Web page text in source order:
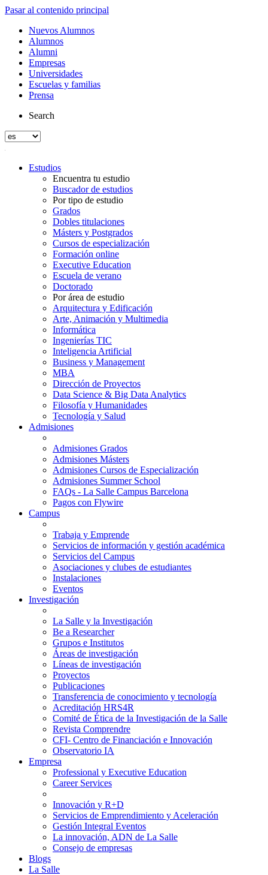
Pasar al contenido principal
Nuevos Alumnos
Alumnos
Alumni
Empresas
Universidades
Escuelas y familias
Prensa
Search
Estudios
Encuentra tu estudio
Buscador de estudios
Por tipo de estudio
Grados
Dobles titulaciones
Másters y Postgrados
Cursos de especialización
Formación online
Executive Education
Escuela de verano
Doctorado
Por área de estudio
Arquitectura y Edificación
Arte, Animación y Multimedia
Informática
Ingenierías TIC
Inteligencia Artificial
Business y Management
MBA
Dirección de Proyectos
Data Science & Big Data Analytics
Filosofía y Humanidades
Tecnología y Salud
Admisiones
Admisiones Grados
Admisiones Másters
Admisiones Cursos de Especialización
Admisiones Summer School
FAQs - La Salle Campus Barcelona
Pagos con Flywire
Campus
Trabaja y Emprende
Servicios de información y gestión académica
Servicios del Campus
Asociaciones y clubes de estudiantes
Instalaciones
Eventos
Investigación
La Salle y la Investigación
Be a Researcher
Grupos e Institutos
Áreas de investigación
Líneas de investigación
Proyectos
Publicaciones
Transferencia de conocimiento y tecnología
Acreditación HRS4R
Comité de Ética de la Investigación de la Salle
Revista Comprendre
CFI- Centro de Financiación e Innovación
Observatorio IA
Empresa
Professional y Executive Education
Career Services
Innovación y R+D
Servicios de Emprendimiento y Aceleración
Gestión Integral Eventos
La innovación, ADN de La Salle
Consejo de empresas
Blogs
La Salle